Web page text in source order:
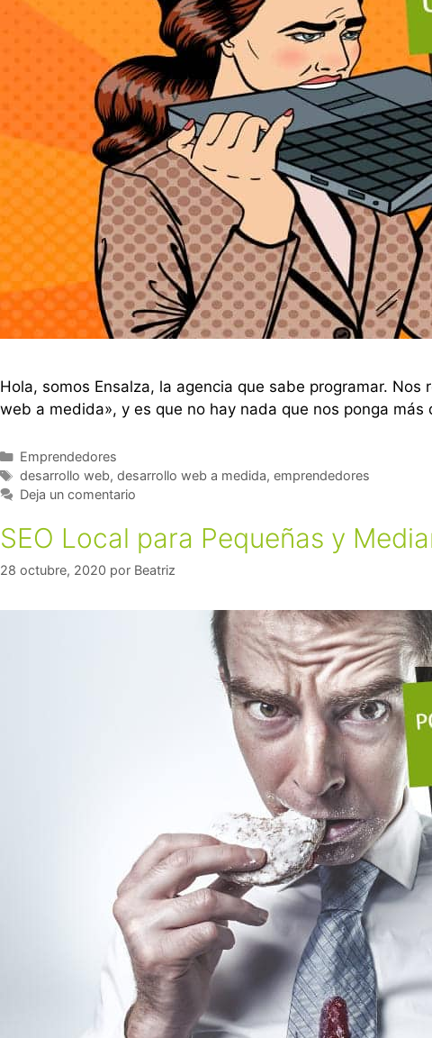
Hola, somos Ensalza, la agencia que sabe programar.
web a medida», y es que no hay nada que nos ponga
Emprendedores
desarrollo web, desarrollo web a medida, emprendedores
Deja un comentario
SEO Local para Pequeñas y
28 octubre, 2020 por Beatriz